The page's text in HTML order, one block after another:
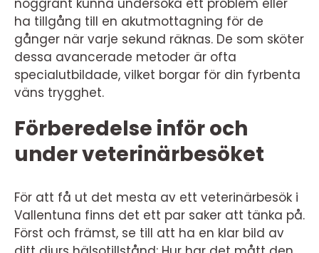
noggrant kunna undersöka ett problem eller
ha tillgång till en akutmottagning för de
gånger när varje sekund räknas. De som sköter
dessa avancerade metoder är ofta
specialutbildade, vilket borgar för din fyrbenta
väns trygghet.
Förberedelse inför och
under veterinärbesöket
För att få ut det mesta av ett veterinärbesök i
Vallentuna finns det ett par saker att tänka på.
Först och främst, se till att ha en klar bild av